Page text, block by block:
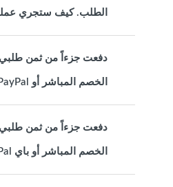
الطلب. كيف ستجري
دفعت جزءاً من ثمن طلبي
الخصم المباشر أو PayPal أو "تابي"، ثم ألغيت الطلب قبل إرساله. كيف ستتم معالجة استرداد الأموال؟
دفعت جزءاً من ثمن طلبي
الخصم المباشر أو باي PayPal أو "تابي". وأريد إرجاع الطلب كله الآن. كيف ستتم معالجة استرداد الأموال؟